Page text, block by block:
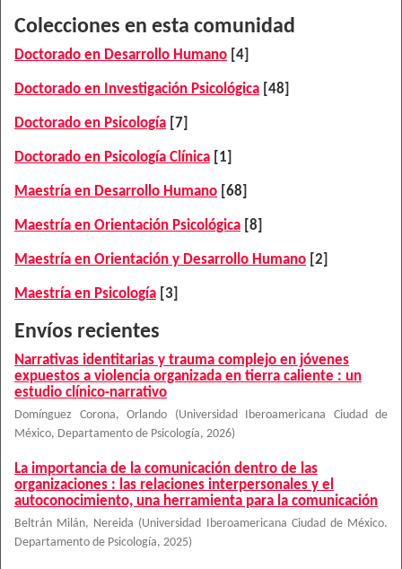
Colecciones en esta comunidad
Doctorado en Desarrollo Humano [4]
Doctorado en Investigación Psicológica [48]
Doctorado en Psicología [7]
Doctorado en Psicología Clínica [1]
Maestría en Desarrollo Humano [68]
Maestría en Orientación Psicológica [8]
Maestría en Orientación y Desarrollo Humano [2]
Maestría en Psicología [3]
Envíos recientes
Narrativas identitarias y trauma complejo en jóvenes
expuestos a violencia organizada en tierra caliente : un
estudio clínico-narrativo
Domínguez Corona, Orlando (Universidad Iberoamericana Ciudad de
México, Departamento de Psicología, 2026)
La importancia de la comunicación dentro de las
organizaciones : las relaciones interpersonales y el
autoconocimiento, una herramienta para la comunicación
Beltrán Milán, Nereida (Universidad Iberoamericana Ciudad de México.
Departamento de Psicología, 2025)